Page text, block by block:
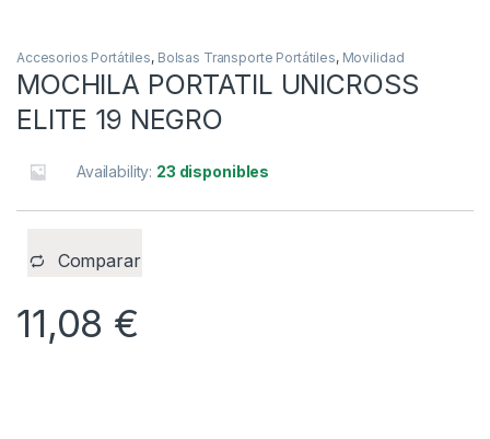
Accesorios Portátiles, Bolsas Transporte Portátiles, Movilidad
MOCHILA PORTATIL UNICROSS
ELITE 19 NEGRO
Availability: 23 disponibles
Comparar
11,08 €